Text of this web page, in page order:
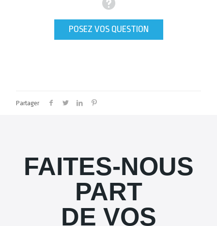
POSEZ VOS QUESTION
Partager
FAITES-NOUS
PART
DE VOS